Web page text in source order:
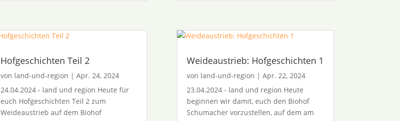
Hofgeschichten Teil 2
von land-und-region | Apr. 24, 2024
24.04.2024 - land und region Heute für
euch Hofgeschichten Teil 2 zum
Weideaustrieb auf dem Biohof
Weideaustrieb: Hofgeschichten 1
von land-und-region | Apr. 22, 2024
23.04.2024 - land und region Heute
beginnen wir damit, euch den Biohof
Schumacher vorzustellen, auf dem am